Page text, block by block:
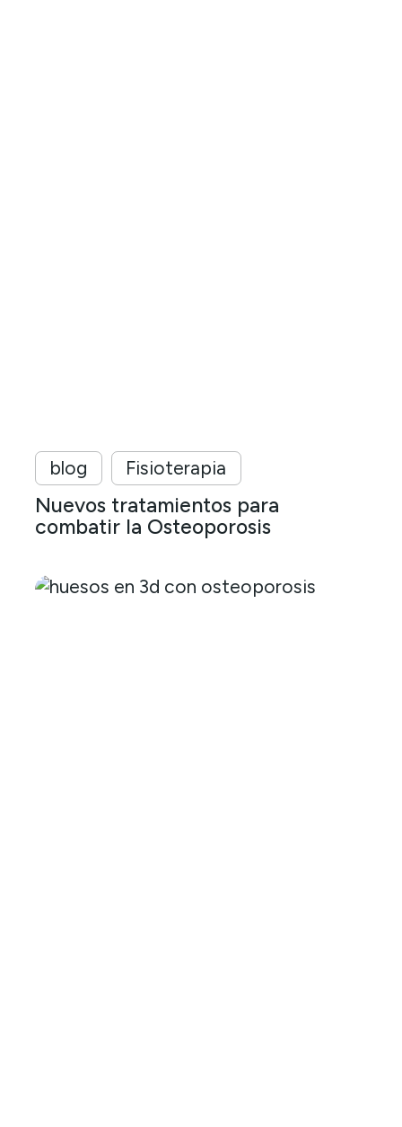
blog Fisioterapia
Nuevos tratamientos para
combatir la Osteoporosis
Comprendiendo